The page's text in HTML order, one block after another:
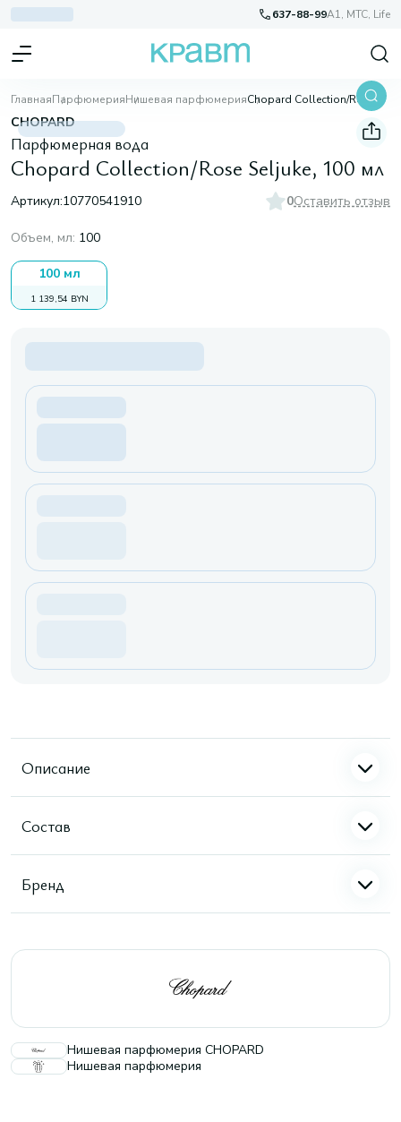
637-88-99A1, МТС, Life
ГлавнаяПарфюмерияНишевая парфюмерия Chopard Collection/Rose Seljuke, 100 мл
CHOPARD
Парфюмерная вода
Chopard Collection/Rose Seljuke, 100 мл
Артикул:10770541910 0Оставить отзыв
Объем, мл: 100
100 мл
1 139,54 BYN
Описание
Состав
Бренд
Нишевая парфюмерия CHOPARD
Нишевая парфюмерия